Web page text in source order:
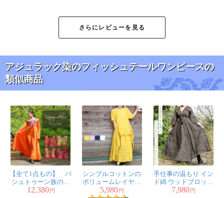
さらにレビューを見る
アジュラック染のフィッシュテールワンピースの
類似商品
【全て1点もの】 パ
シュトゥーン族の伝
統衣装 カミーズド
12,380円
シンプルコットンの
ボリュームレイヤー
ドワンピース
5,980円
手仕事の温もり イン
ド綿 ウッドブロック
プリント フレアワン
7,980円